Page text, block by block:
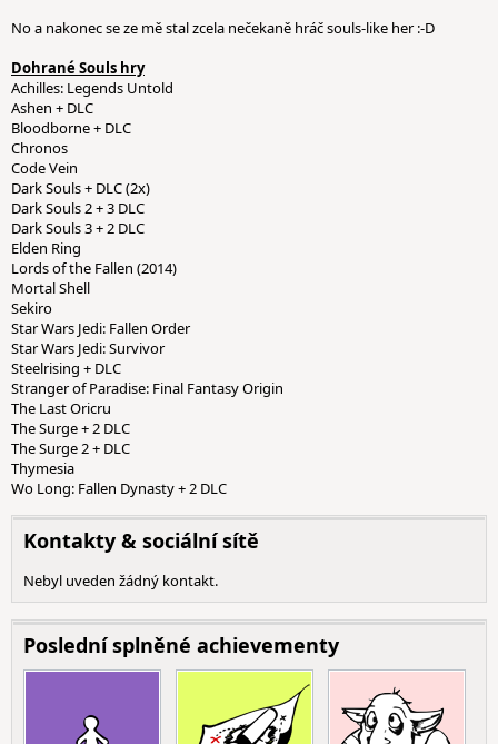
No a nakonec se ze mě stal zcela nečekaně hráč souls-like her :-D
Dohrané Souls hry
Achilles: Legends Untold
Ashen + DLC
Bloodborne + DLC
Chronos
Code Vein
Dark Souls + DLC (2x)
Dark Souls 2 + 3 DLC
Dark Souls 3 + 2 DLC
Elden Ring
Lords of the Fallen (2014)
Mortal Shell
Sekiro
Star Wars Jedi: Fallen Order
Star Wars Jedi: Survivor
Steelrising + DLC
Stranger of Paradise: Final Fantasy Origin
The Last Oricru
The Surge + 2 DLC
The Surge 2 + DLC
Thymesia
Wo Long: Fallen Dynasty + 2 DLC
Kontakty & sociální sítě
Nebyl uveden žádný kontakt.
Poslední splněné achievementy